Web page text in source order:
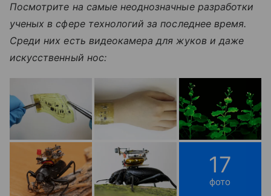
Посмотрите на самые неоднозначные разработки
ученых в сфере технологий за последнее время.
Среди них есть видеокамера для жуков и даже
искусственный нос:
17
фото